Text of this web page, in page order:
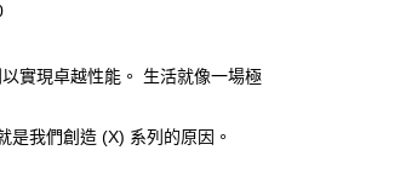
遠東國際商業銀行
中國信託商業銀行
實現卓越性能。 生活就像一場極
是我們創造 (X) 系列的原因。